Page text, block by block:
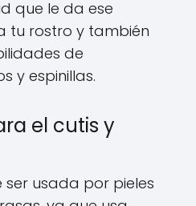
que le da ese
tu rostro y también
de
y espinillas.
el cutis y
usada por pieles